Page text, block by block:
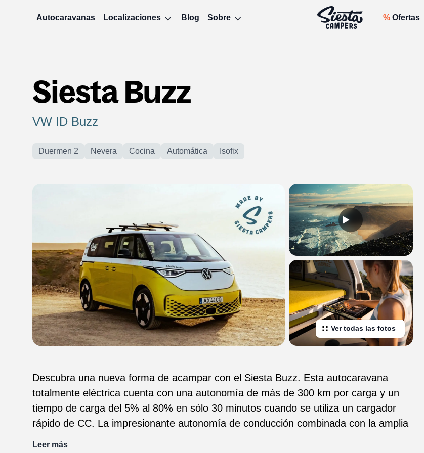
Autocaravanas Localizaciones Blog Sobre % Ofertas
Siesta Buzz
VW ID Buzz
Duermen 2 Nevera Cocina Automática Isofix
Ver todas las fotos
Descubra una nueva forma de acampar con el Siesta Buzz. Esta autocaravana
totalmente eléctrica cuenta con una autonomía de más de 300 km por carga y un
tiempo de carga del 5% al 80% en sólo 30 minutos cuando se utiliza un cargador
rápido de CC. La impresionante autonomía de conducción combinada con la amplia
disponibilidad de campings y puntos de recarga EV hacen del Buzz una opción ideal
Leer más